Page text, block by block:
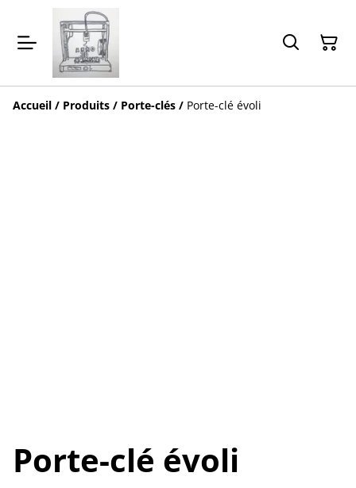
Accueil / Produits / Porte-clés / Porte-clé évoli
Porte-clé évoli